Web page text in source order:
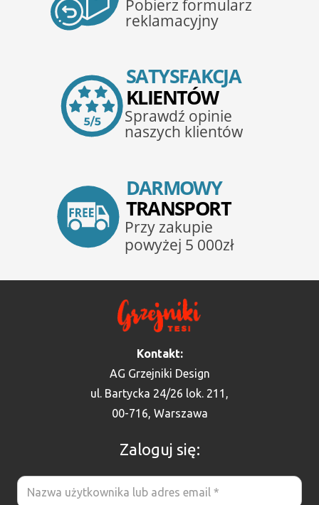
Kontakt:
AG Grzejniki Design
ul. Bartycka 24/26 lok. 211,
00-716, Warszawa
Zaloguj się: